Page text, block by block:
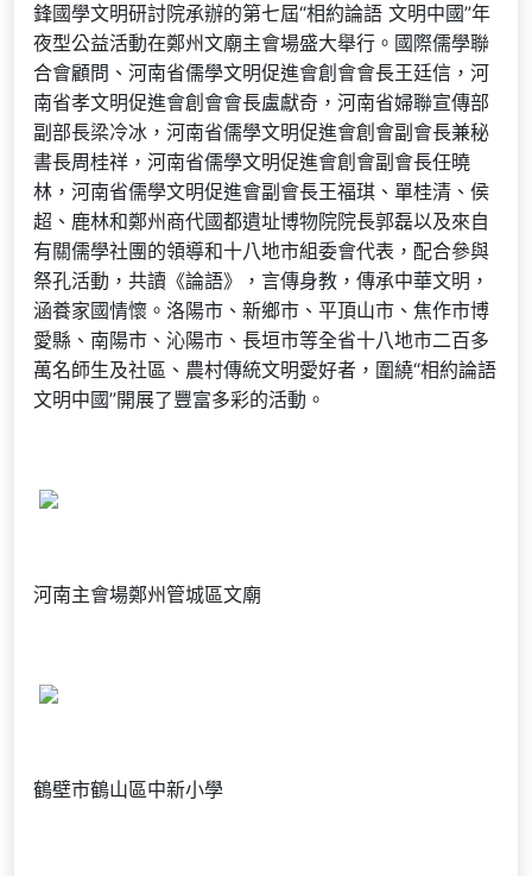
鋒國學文明研討院承辦的第七屆“相約論語 文明中國”年
夜型公益活動在鄭州文廟主會場盛大舉行。國際儒學聯
合會顧問、河南省儒學文明促進會創會會長王廷信，河
南省孝文明促進會創會會長盧獻奇，河南省婦聯宣傳部
副部長梁冷冰，河南省儒學文明促進會創會副會長兼秘
書長周桂祥，河南省儒學文明促進會創會副會長任曉
林，河南省儒學文明促進會副會長王福琪、單桂清、侯
超、鹿林和鄭州商代國都遺址博物院院長郭磊以及來自
有關儒學社團的領導和十八地市組委會代表，配合參與
祭孔活動，共讀《論語》，言傳身教，傳承中華文明，
涵養家國情懷。洛陽市、新鄉市、平頂山市、焦作市博
愛縣、南陽市、沁陽市、長垣市等全省十八地市二百多
萬名師生及社區、農村傳統文明愛好者，圍繞“相約論語
文明中國”開展了豐富多彩的活動。
河南主會場鄭州管城區文廟
鶴壁市鶴山區中新小學